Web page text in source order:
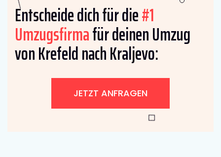
Entscheide dich für die#1
Umzugsfirmafür deinen Umzug
von Krefeld nach Kraljevo:
JETZT ANFRAGEN